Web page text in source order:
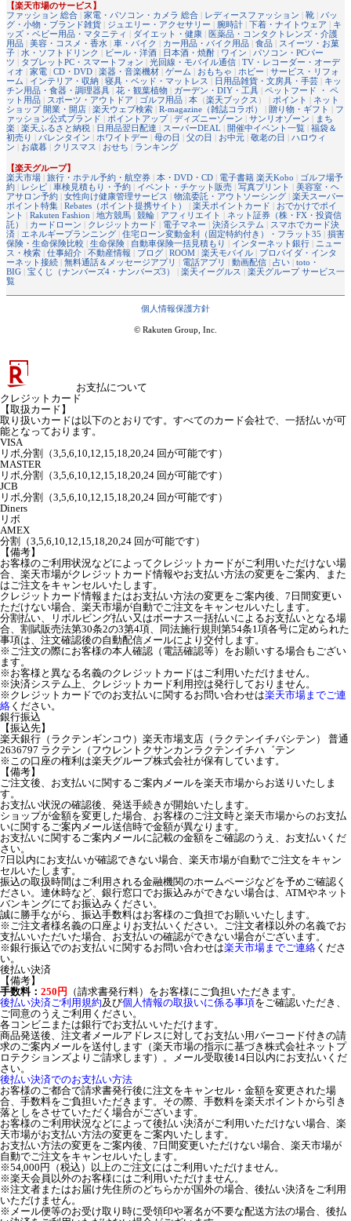
【楽天市場のサービス】
ファッション 総合
家電・パソコン・カメラ 総合 レディースファッション 靴
バッ
グ・小物・ブランド雑貨
ジュエリー・アクセサリー 腕時計 下着・ナイトウェア
キ
ッズ・ベビー用品・マタニティ
ダイエット・健康
医薬品・コンタクトレンズ・介護
用品
美容・コスメ・香水 車・バイク カー用品・バイク用品 食品
スイーツ・お菓
子
水・ソフトドリンク ビール・洋酒 日本酒・焼酎 ワイン
パソコン・PCパー
ツ
タブレットPC・スマートフォン 光回線・モバイル通信
TV・レコーダー・オーデ
ィオ
家電 CD・DVD 楽器・音楽機材 ゲーム おもちゃ ホビー
サービス・リフォ
ーム
インテリア・収納 寝具・ベッド・マットレス 日用品雑貨・文房具・手芸
キッ
チン用品・食器・調理器具
花・観葉植物 ガーデン・DIY・工具
ペットフード ・ ペ
ット用品
スポーツ・アウトドア ゴルフ用品 本 （楽天ブックス ） | ポイント
ネット
ショップ 開業・開店
楽天ウェブ検索 R-magazine（雑誌コラボ） 贈り物・ギフト
フ
ァッション公式ブランド
ポイントアップ ディズニーゾーン サンリオゾーン
まち
楽
楽天ふるさと納税 日用品翌日配達 スーパーDEAL 開催中イベント一覧
福袋＆
初売り
バレンタイン ホワイトデー 母の日 父の日 お中元 敬老の日
ハロウィ
ン
お歳暮 クリスマス おせち ランキング
【楽天グループ】
楽天市場
旅行・ホテル予約・航空券 本・DVD・CD 電子書籍 楽天Kobo
ゴルフ場予
約
レシピ 車検見積もり・予約 イベント・チケット販売 写真プリント
美容室・ヘ
アサロン予約
女性向け健康管理サービス 物流委託・アウトソーシング
楽天スーパー
ポイント特集
Rebates（ポイント提携サイト） 楽天ポイントカード
おでかけでポイ
ント
Rakuten Fashion 地方競馬 競輪 アフィリエイト
ネット証券（株・FX・投資信
託）
カードローン クレジットカード 電子マネー 決済システム
スマホでカード決
済
エネルギープランニング 住宅ローン変動金利（固定特約付き）・フラット35
損害
保険・生命保険比較
生命保険 自動車保険一括見積もり インターネット銀行
ニュー
ス・検索
仕事紹介 不動産情報 ブログ ROOM 楽天モバイル
プロバイダ・インタ
ーネット接続
無料通話＆メッセージアプリ 電話アプリ 動画配信 占い
toto・
BIG
宝くじ（ナンバーズ4・ナンバーズ3） 楽天イーグルス
楽天グループ サービス一
覧
個人情報保護方針
© Rakuten Group, Inc.
お支払について
クレジットカード
【取扱カード】
取り扱いカードは以下のとおりです。すべてのカード会社で、一括払いが可
能となっております。
VISA
リボ,分割（3,5,6,10,12,15,18,20,24 回が可能です）
MASTER
リボ,分割（3,5,6,10,12,15,18,20,24 回が可能です）
JCB
リボ,分割（3,5,6,10,12,15,18,20,24 回が可能です）
Diners
リボ
AMEX
分割（3,5,6,10,12,15,18,20,24 回が可能です）
【備考】
お客様のご利用状況などによってクレジットカードがご利用いただけない場
合、楽天市場がクレジットカード情報やお支払い方法の変更をご案内、また
はご注文をキャンセルいたします。
クレジットカード情報またはお支払い方法の変更をご案内後、7日間変更い
ただけない場合、楽天市場が自動でご注文をキャンセルいたします。
分割払い、リボルビング払い又はボーナス一括払いによるお支払いとなる場
合、割賦販売法第30条2の3第4項、同法施行規則第54条1項各号に定められた
事項は、注文確認後の自動配信メールにより交付します。
※ご注文の際にお客様の本人確認（電話確認等）をお願いする場合もござい
ます。
※お客様と異なる名義のクレジットカードはご利用いただけません。
※決済システム上、クレジットカード利用控は発行しておりません。
※クレジットカードでのお支払いに関するお問い合わせは楽天市場までご連
絡 ください。
銀行振込
【振込先】
楽天銀行（ラクテンギンコウ）楽天市場支店（ラクテンイチバシテン） 普通
2636797 ラクテン（フウレントクサンカンラクテンイチハ゛テン
※この口座の権利は楽天グループ株式会社が保有しています。
【備考】
ご注文後、お支払いに関するご案内メールを楽天市場からお送りいたしま
す。
お支払い状況の確認後、発送手続きが開始いたします。
ショップが金額を変更した場合、お客様のご注文時と楽天市場からのお支払
いに関するご案内メール送信時で金額が異なります。
お支払いに関するご案内メールに記載の金額をご確認のうえ、お支払いくだ
さい。
7日以内にお支払いが確認できない場合、楽天市場が自動でご注文をキャン
セルいたします。
振込の取扱時間はご利用される金融機関のホームページなどを予めご確認く
ださい。連休時など、銀行窓口でお振込みができない場合は、ATMやネット
バンキングにてお振込みください。
誠に勝手ながら、振込手数料はお客様のご負担でお願いいたします。
※ご注文者様名義の口座よりお支払いください。ご注文者様以外の名義でお
支払いいただいた場合、お支払いの確認ができない場合がございます。
※銀行振込でのお支払いに関するお問い合わせは楽天市場までご連絡 くださ
い。
後払い決済
【備考】
手数料： 250円
（請求書発行料）をお客様にご負担いただきます。
後払い決済ご利用規約及び個人情報の取扱いに係る事項をご確認いただき、
ご同意のうえご利用ください。
各コンビニまたは銀行でお支払いいただけます。
商品発送後、注文者メールアドレスに対してお支払い用バーコード付きの請
求のご案内メールを送付します（楽天市場の指示に基づき株式会社ネットプ
ロテクションズよりご請求します）。メール受取後14日以内にお支払いくだ
さい。
後払い決済でのお支払い方法
お客様のご都合で請求書発行後に注文をキャンセル・金額を変更された場
合、手数料をご負担いただきます。その際、手数料を楽天ポイントから引き
落としをさせていただく場合がございます。
お客様のご利用状況などによって後払い決済がご利用いただけない場合、楽
天市場がお支払い方法の変更をご案内いたします。
お支払い方法の変更をご案内後、7日間変更いただけない場合、楽天市場が
自動でご注文をキャンセルいたします。
※54,000円（税込）以上のご注文にはご利用いただけません。
※楽天会員以外のお客様にはご利用いただけません。
※注文者またはお届け先住所のどちらかが国外の場合、後払い決済をご利用
いただけません。
※メール便等のお受け取り時に受領印や署名が不要な配送方法の場合、後払